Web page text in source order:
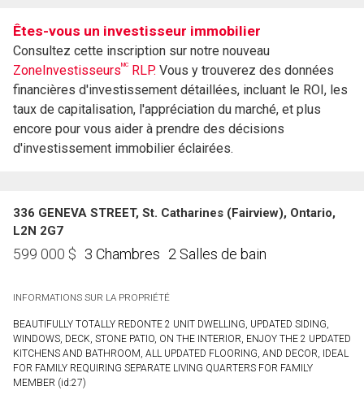
Êtes-vous un investisseur immobilier
Consultez cette inscription sur notre nouveau
ZoneInvestisseursMC RLP. Vous y trouverez des données
financières d'investissement détaillées, incluant le ROI, les
taux de capitalisation, l'appréciation du marché, et plus
encore pour vous aider à prendre des décisions
d'investissement immobilier éclairées.
336 GENEVA STREET, St. Catharines (Fairview), Ontario,
L2N 2G7
599 000 $ 3 Chambres 2 Salles de bain
INFORMATIONS SUR LA PROPRIÉTÉ
BEAUTIFULLY TOTALLY REDONTE 2 UNIT DWELLING, UPDATED SIDING,
WINDOWS, DECK, STONE PATIO, ON THE INTERIOR, ENJOY THE 2 UPDATED
KITCHENS AND BATHROOM, ALL UPDATED FLOORING, AND DECOR, IDEAL
FOR FAMILY REQUIRING SEPARATE LIVING QUARTERS FOR FAMILY
MEMBER (id:27)